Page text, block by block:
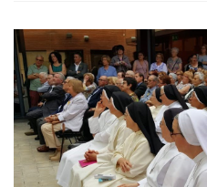
i
mitjans
El
temps
Reportatges
Entrevistes
Enquestes